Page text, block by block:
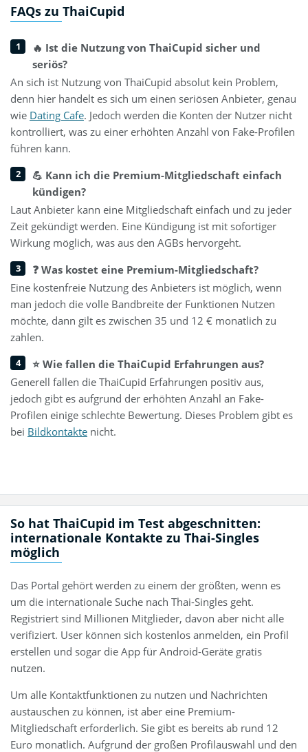
FAQs zu ThaiCupid
🔥 Ist die Nutzung von ThaiCupid sicher und
seriös?
An sich ist Nutzung von ThaiCupid absolut kein Problem,
denn hier handelt es sich um einen seriösen Anbieter, genau
wie Dating Cafe. Jedoch werden die Konten der Nutzer nicht
kontrolliert, was zu einer erhöhten Anzahl von Fake-Profilen
führen kann.
💪 Kann ich die Premium-Mitgliedschaft einfach
kündigen?
Laut Anbieter kann eine Mitgliedschaft einfach und zu jeder
Zeit gekündigt werden. Eine Kündigung ist mit sofortiger
Wirkung möglich, was aus den AGBs hervorgeht.
❓ Was kostet eine Premium-Mitgliedschaft?
Eine kostenfreie Nutzung des Anbieters ist möglich, wenn
man jedoch die volle Bandbreite der Funktionen Nutzen
möchte, dann gilt es zwischen 35 und 12 € monatlich zu
zahlen.
⭐ Wie fallen die ThaiCupid Erfahrungen aus?
Generell fallen die ThaiCupid Erfahrungen positiv aus,
jedoch gibt es aufgrund der erhöhten Anzahl an Fake-
Profilen einige schlechte Bewertung. Dieses Problem gibt es
bei Bildkontakte nicht.
So hat ThaiCupid im Test abgeschnitten:
internationale Kontakte zu Thai-Singles
möglich
Das Portal gehört werden zu einem der größten, wenn es
um die internationale Suche nach Thai-Singles geht.
Registriert sind Millionen Mitglieder, davon aber nicht alle
verifiziert. User können sich kostenlos anmelden, ein Profil
erstellen und sogar die App für Android-Geräte gratis
nutzen.
Um alle Kontaktfunktionen zu nutzen und Nachrichten
austauschen zu können, ist aber eine Premium-
Mitgliedschaft erforderlich. Sie gibt es bereits ab rund 12
Euro monatlich. Aufgrund der großen Profilauswahl und den